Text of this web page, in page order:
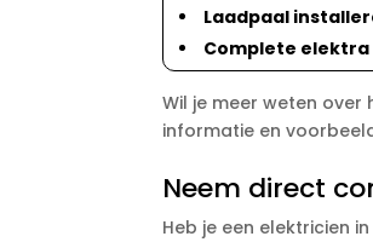
Laadpaal
Complete
Wil je meer weten
informatie en
Neem direct
Heb je een elektricien